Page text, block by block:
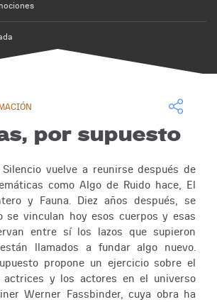
por supuesto
vuelve a reunirse después de
como Algo de Ruido hace, El
y Fauna. Diez años después, se
se vinculan hoy esos cuerpos y esas
entre sí los lazos que supieron
llamados a fundar algo nuevo.
propone un ejercicio sobre el
actrices y los actores en el universo
Werner Fassbinder, cuya obra ha